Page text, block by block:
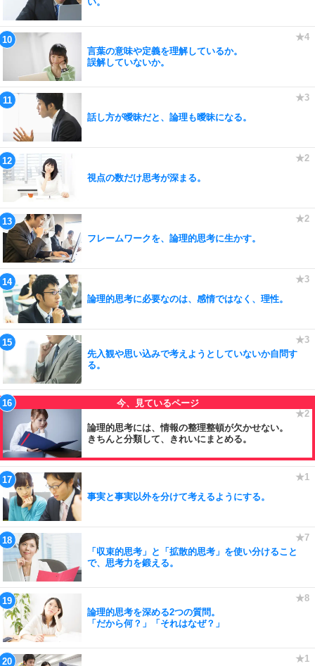
言葉の意味や定義を理解しているか。
誤解していないか。
話し方が曖昧だと、論理も曖昧になる。
視点の数だけ思考が深まる。
フレームワークを、論理的思考に生かす。
論理的思考に必要なのは、感情ではなく、理性。
先入観や思い込みで考えようとしていないか自問す
る。
論理的思考には、情報の整理整頓が欠かせない。
きちんと分類して、きれいにまとめる。
事実と事実以外を分けて考えるようにする。
「収束的思考」と「拡散的思考」を使い分けること
で、思考力を鍛える。
論理的思考を深める2つの質問。
「だから何？」「それはなぜ？」